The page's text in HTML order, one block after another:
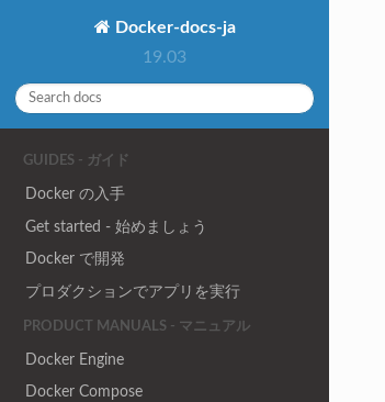
Docker-docs-ja
19.03
GUIDES - ガイド
Docker の入手
Get started - 始めましょう
Docker で開発
プロダクションでアプリを実行
PRODUCT MANUALS - マニュアル
Docker Engine
Docker Compose